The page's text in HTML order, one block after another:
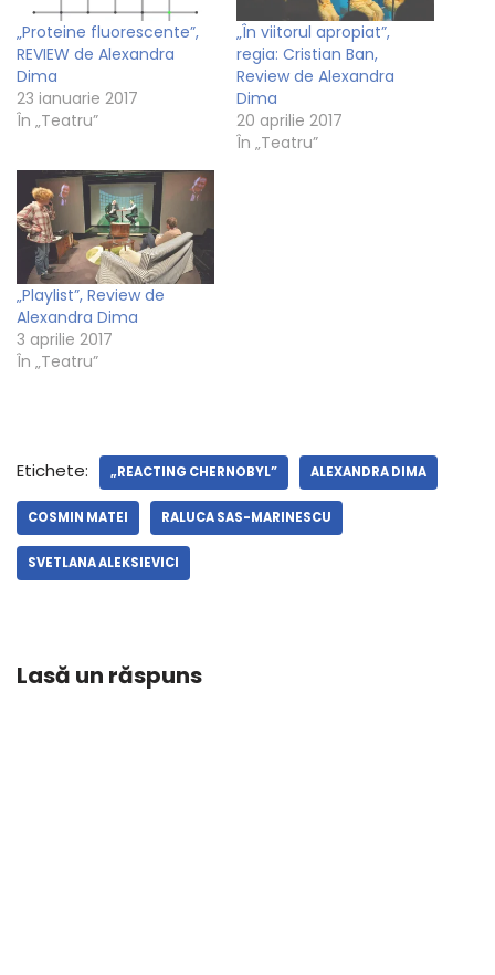
„Proteine fluorescente”,
REVIEW de Alexandra
Dima
23 ianuarie 2017
În „Teatru”
„În viitorul apropiat”,
regia: Cristian Ban,
Review de Alexandra
Dima
20 aprilie 2017
În „Teatru”
„Playlist”, Review de
Alexandra Dima
3 aprilie 2017
În „Teatru”
Etichete: „REACTING CHERNOBYL” ALEXANDRA DIMA
COSMIN MATEI RALUCA SAS-MARINESCU
SVETLANA ALEKSIEVICI
Lasă un răspuns